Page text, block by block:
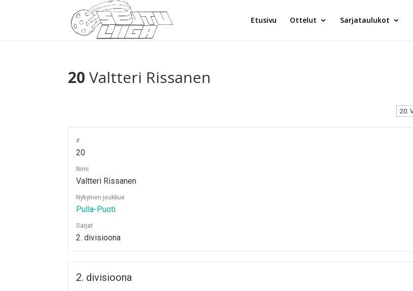
Etusivu Ottelut Sarjataulukot
20 Valtteri Rissanen
#
20
Nimi
Valtteri Rissanen
Nykyinen joukkue
Pulla-Puoti
Sarjat
2. divisioona
2. divisioona